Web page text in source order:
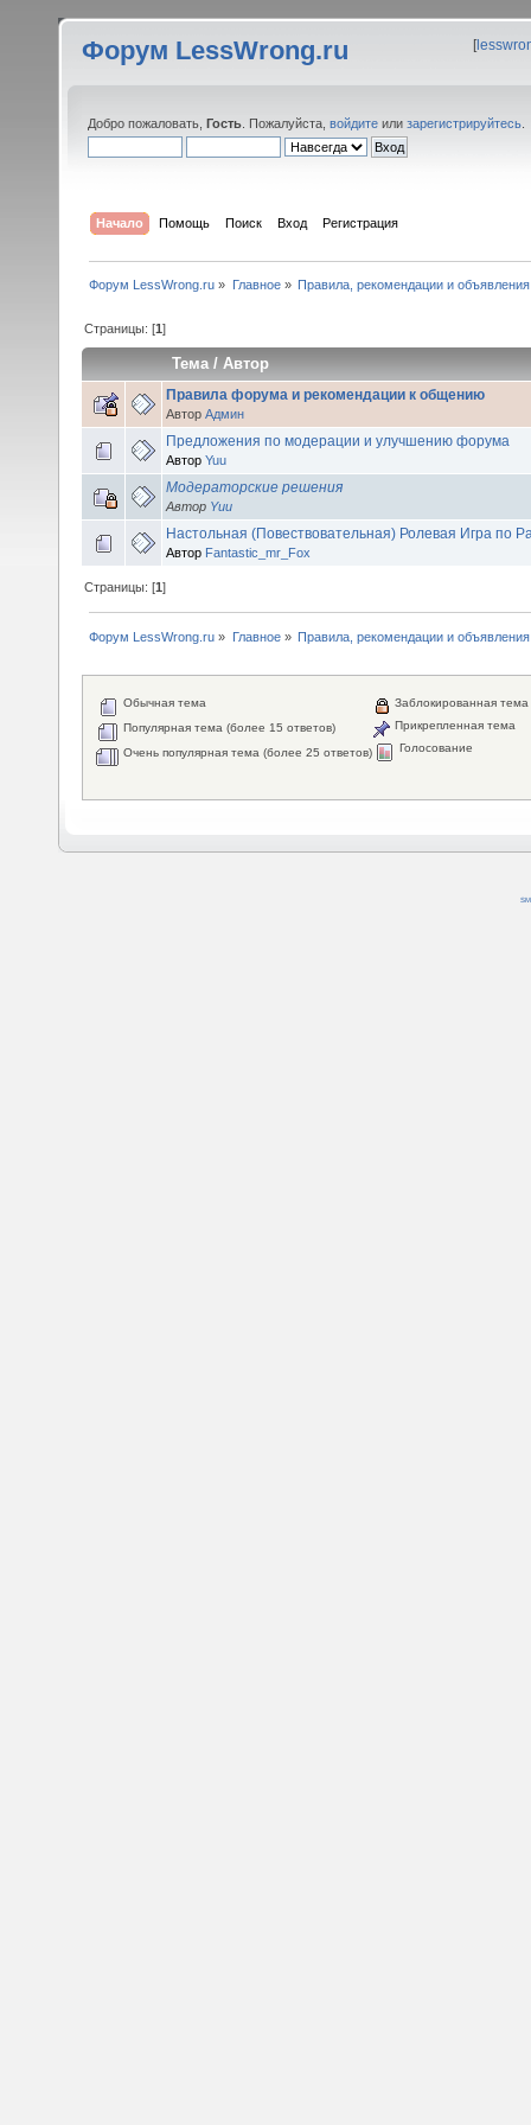
Форум LessWrong.ru [
Добро пожаловать, Гость . Пожалуйста, войдите или зарегистрируйтесь
Начало Помощь Поиск Вход Регистрация
Форум LessWrong.ru » Главное» Правила, рекомендации и объявления
Страницы: [1]
Тема /Автор
Правила форума и рекомендации к общению
Автор Админ
Предложения по модерации и улучшению форума
Автор Yuu
Модераторские решения
Автор Yuu
Настольная (Повествовательная) Ролевая Игра по
Автор Fantastic_mr_Fox
Страницы: [1]
Форум LessWrong.ru » Главное» Правила, рекомендации и объявления
Обычная тема
Популярная тема (более 15 ответов)
Очень популярная тема (более 25 ответов)
Заблокированная тема
Прикрепленная тема
Голосование